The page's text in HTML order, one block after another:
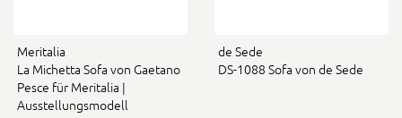
Meritalia
La Michetta Sofa von Gaetano
Pesce für Meritalia |
Ausstellungsmodell
de Sede
DS-1088 Sofa von de Sede